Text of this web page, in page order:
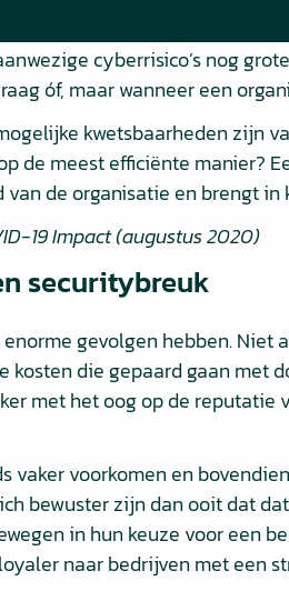
cyberrisico’s nog
óf, maar wanneer een
kwetsbaarheden zijn
de meest efficiënte manier?
de organisatie en brengt in
19 Impact (augustus 2020)
securitybreuk
gevolgen hebben.
kosten die gepaard gaan met
met het oog op de
vaker voorkomen en
bewuster zijn dan ooit dat
in hun keuze voor een
naar bedrijven met een